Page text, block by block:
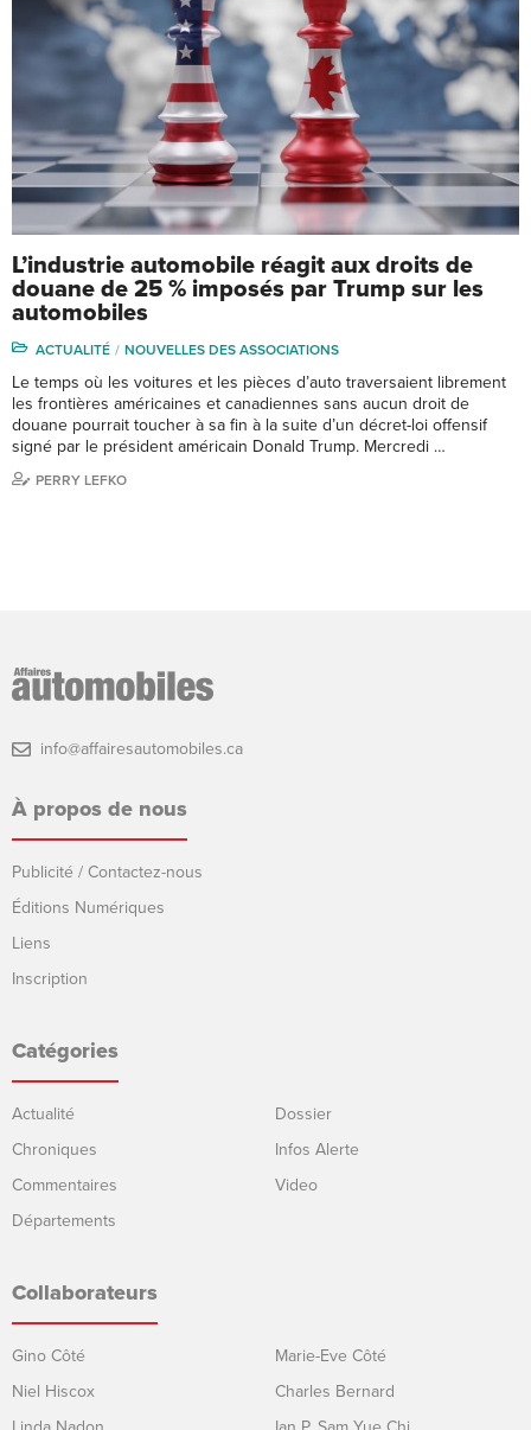
L’industrie automobile réagit aux droits de
douane de 25 % imposés par Trump sur les
automobiles
ACTUALITÉ NOUVELLES DES ASSOCIATIONS
Le temps où les voitures et les pièces d’auto traversaient librement
les frontières américaines et canadiennes sans aucun droit de
douane pourrait toucher à sa fin à la suite d’un décret-loi offensif
signé par le président américain Donald Trump. Mercredi …
PERRY LEFKO
info@affairesautomobiles.ca
À propos de nous
Publicité / Contactez-nous
Éditions Numériques
Liens
Inscription
Catégories
Actualité
Chroniques
Commentaires
Départements
Dossier
Infos Alerte
Video
Collaborateurs
Gino Côté
Niel Hiscox
Marie-Eve Côté
Charles Bernard